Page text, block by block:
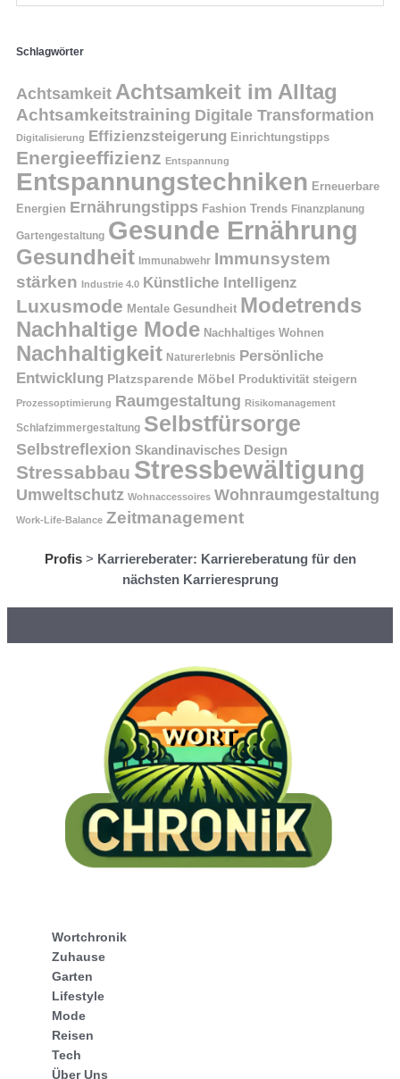
Schlagwörter
Achtsamkeit Achtsamkeit im Alltag
Achtsamkeitstraining Digitale Transformation
Digitalisierung Effizienzsteigerung Einrichtungstipps
Energieeffizienz Entspannung
Entspannungstechniken Erneuerbare
Energien Ernährungstipps Fashion Trends Finanzplanung
Gartengestaltung Gesunde Ernährung
Gesundheit Immunabwehr Immunsystem
stärken
Industrie 4.0 Künstliche Intelligenz
Luxusmode Mentale Gesundheit Modetrends
Nachhaltige Mode Nachhaltiges Wohnen
Nachhaltigkeit Naturerlebnis Persönliche
Entwicklung Platzsparende Möbel Produktivität steigern
Prozessoptimierung Raumgestaltung Risikomanagement
Schlafzimmergestaltung Selbstfürsorge
Selbstreflexion Skandinavisches Design
Stressabbau Stressbewältigung
Umweltschutz Wohnaccessoires Wohnraumgestaltung
Work-Life-Balance Zeitmanagement
Profis> Karriereberater: Karriereberatung für den
nächsten Karrieresprung
Wortchronik
Zuhause
Garten
Lifestyle
Mode
Reisen
Tech
Über Uns